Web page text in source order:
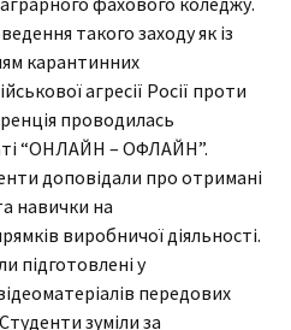
такого заходу як із
карантинних
агресії Росії проти
проводилась
“ОНЛАЙН – ОФЛАЙН”.
доповідали про отримані
навички на
виробничої діяльності.
підготовлені у
передових
зуміли за